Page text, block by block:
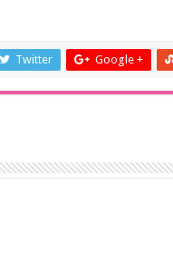
Twitter Google +